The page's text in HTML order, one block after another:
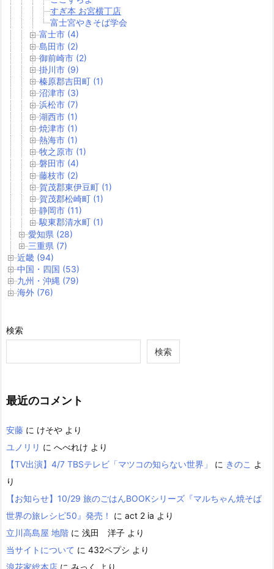
すぎ本 お宮横丁店
富士宮やきそば学会
富士市 (4)
島田市 (2)
御前崎市 (2)
掛川市 (9)
榛原郡吉田町 (1)
沼津市 (3)
浜松市 (7)
湖西市 (1)
焼津市 (1)
熱海市 (1)
牧之原市 (1)
磐田市 (4)
藤枝市 (2)
賀茂郡東伊豆町 (1)
賀茂郡松崎町 (1)
静岡市 (11)
駿東郡清水町 (1)
愛知県 (28)
三重県 (7)
近畿 (94)
中国・四国 (53)
九州・沖縄 (79)
海外 (76)
検索
検索
最近のコメント
安藤 に けそや より
ユノリリ に へべれけ より
【TV出演】4/7 TBSテレビ「マツコの知らない世界」
に きのこ よ
り
【お知らせ】10/29 旅のごはんBOOKシリーズ『マルちゃん焼そば
世界の旅レシピ50』発売！
に act 2 ia より
立川高島屋 地階 に 浅田 洋子 より
当サイトについて に 432ペプシ より
浪花家総本店 に みっく より